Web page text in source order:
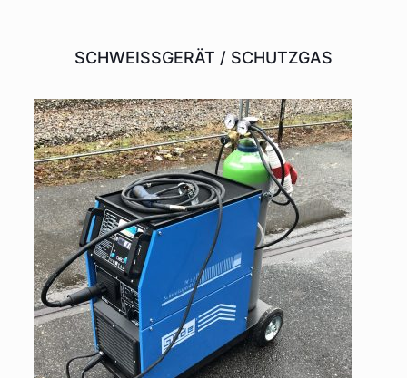
SCHWEISSGERÄT / SCHUTZGAS